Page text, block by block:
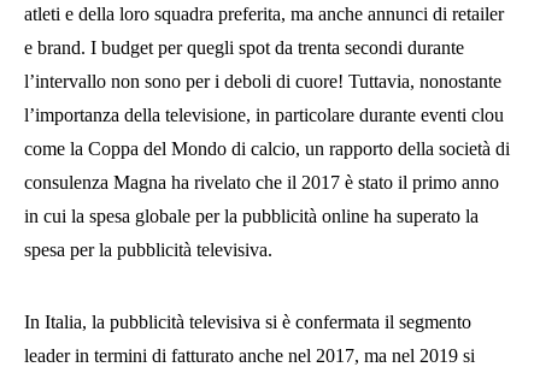
atleti e della loro squadra preferita, ma anche annunci di retailer
e brand. I budget per quegli spot da trenta secondi durante
l’intervallo non sono per i deboli di cuore! Tuttavia, nonostante
l’importanza della televisione, in particolare durante eventi clou
come la Coppa del Mondo di calcio, un rapporto della società di
consulenza Magna ha rivelato che il 2017 è stato il primo anno
in cui la spesa globale per la pubblicità online ha superato la
spesa per la pubblicità televisiva.
In Italia, la pubblicità televisiva si è confermata il segmento
leader in termini di fatturato anche nel 2017, ma nel 2019 si